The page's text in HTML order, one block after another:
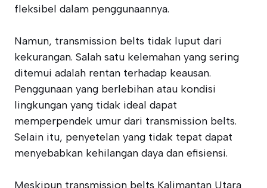
fleksibel dalam penggunaannya.
Namun, transmission belts tidak luput dari
kekurangan. Salah satu kelemahan yang sering
ditemui adalah rentan terhadap keausan.
Penggunaan yang berlebihan atau kondisi
lingkungan yang tidak ideal dapat
memperpendek umur dari transmission belts.
Selain itu, penyetelan yang tidak tepat dapat
menyebabkan kehilangan daya dan efisiensi.
Meskipun transmission belts Kalimantan Utara